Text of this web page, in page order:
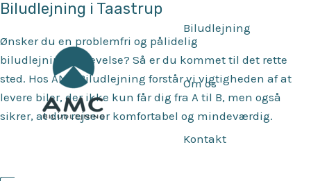
Gå
indholdet
Biludlejning
Om os
Kontakt
Biludlejning i Taastrup
Ønsker du en problemfri og pålidelig
biludlejningsoplevelse? Så er du kommet til det rette
sted. Hos AMC Biludlejning forstår vi vigtigheden af at
levere biler, der ikke kun får dig fra A til B, men også
sikrer, at din rejse er komfortabel og mindeværdig.